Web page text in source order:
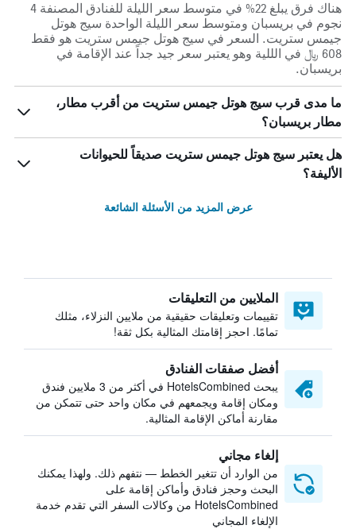
هناك فرق يبلغ 22% في متوسط ​​سعر الليلة للفنادق المصنفة 4
نجوم في بريسبان ومتوسط ​​سعر الليلة الواحدة سيج هوتل
جيمس ستريت. السعر في سيج هوتل جيمس ستريت هو فقط
608 ﷼ في الللية وهو يعتبر سعر جيد جداً عند الإقامة في
بريسبان.
ما مدى قرب سيج هوتل جيمس ستريت من أقرب مطار،
مطار بريسبان؟
هل يعتبر سيج هوتل جيمس ستريت صديقاً للحيوانات
الأليفة؟
عرض المزيد من الأسئلة الشائعة
الملايين من التعليقات
تقييمات وتعليقات حقيقية من ملايين النزلاء، مثلك
تمامًا. احجز إقامتك المثالية بكل ثقة!
أفضل صفقات الفنادق
يبحث HotelsCombined في أكثر من 3 ملايين فندق
ومكان إقامة ويجمعهم في مكان واحد حتى تتمكن من
مقارنة أماكن الإقامة المثالية.
إلغاء مجاني
من الوارد أن تتغير الخطط — نتفهم ذلك. ولهذا يمكنك
البحث وحجز فنادق وأماكن إقامة على
HotelsCombined من وكالات السفر التي تقدم خدمة
الإلغاء المجاني